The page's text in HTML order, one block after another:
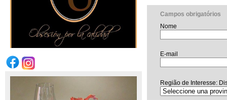
Campos obrigatórios
Nome
E-mail
Região de Interesse: